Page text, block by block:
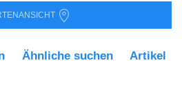
Ähnliche suchen Artikel